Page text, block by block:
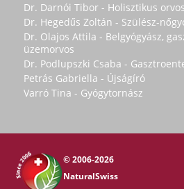
Dr. Darnói Tibor - Holisztikus orvos
Dr. Hegedűs Zoltán - Szülész-
Dr. Olajos Attila - Belgyógyász,
üzemorvos
Dr. Podlupszki Csaba -
Petrás Gabriella - Újságíró
Varró Tina - Gyógytornász
© 2006-2026
NaturalSwiss